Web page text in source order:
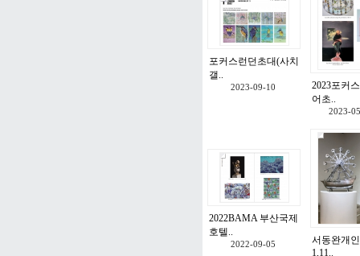
포커스런던초대(사치
갤..
2023-09-10
2023포커
어초..
2023-
2022BAMA 부산국제
호텔..
2022-09-05
서동완개
1,11..